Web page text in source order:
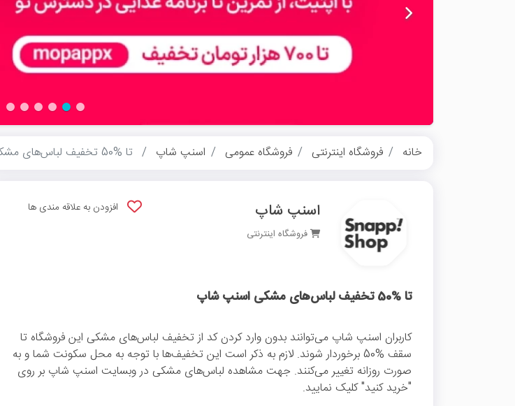
خانه فروشگاه اینترنتی فروشگاه عمومی اسنپ شاپ تا %50 تخفیف لباس‌های مشکی اسنپ شاپ
اسنپ شاپ
فروشگاه اینترنتی
افزودن به علاقه مندی ها
تا %50 تخفیف لباس‌های مشکی اسنپ شاپ
کاربران اسنپ شاپ می‌توانند بدون وارد کردن کد از تخفیف لباس‌های مشکی این فروشگاه تا
سقف %50 برخوردار شوند. لازم به ذکر است این تخفیف‌ها با توجه به محل سکونت شما و به
صورت روزانه تغییر می‌کنند. جهت مشاهده لباس‌های مشکی در وبسایت اسنپ شاپ بر روی
"خرید کنید" کلیک نمایید.